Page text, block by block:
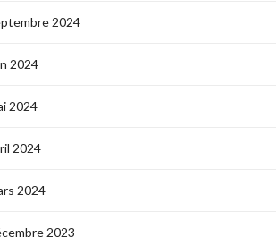
2024
2024
2024
2024
2024
2023